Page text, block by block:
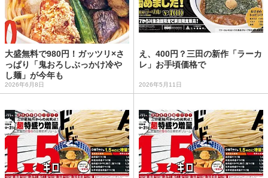
大盛無料で980円！ガッツリ×さ
っぱり「鬼おろしぶっかけ冷や
し麺」が今年も
2026年6月8日
え、400円？三田の新作「ラーカ
レ」お手頃価格で
2026年5月11日